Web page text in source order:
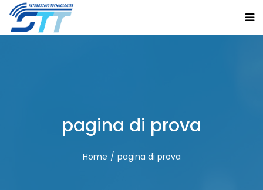
pagina di prova
Home pagina di prova